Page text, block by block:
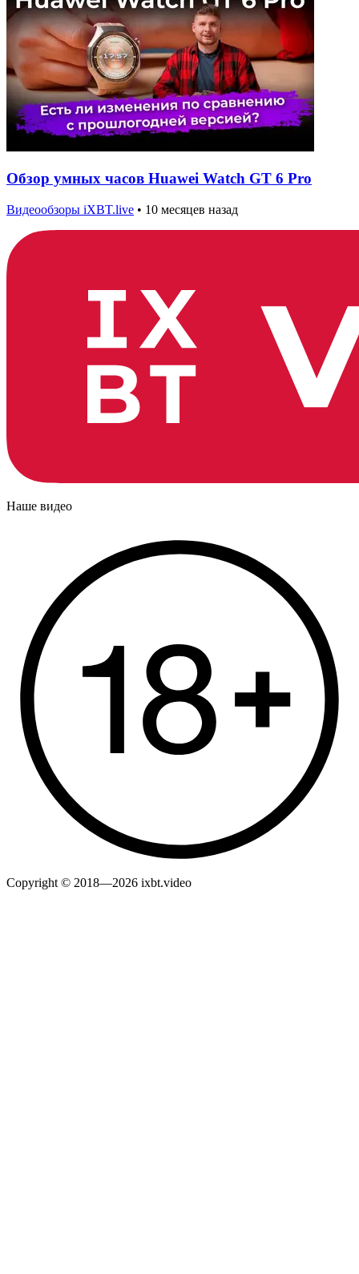
Обзор умных часов Huawei Watch GT 6 Pro
Видеообзоры iXBT.live • 10 месяцев назад
Наше видео
Copyright © 2018—2026 ixbt.video